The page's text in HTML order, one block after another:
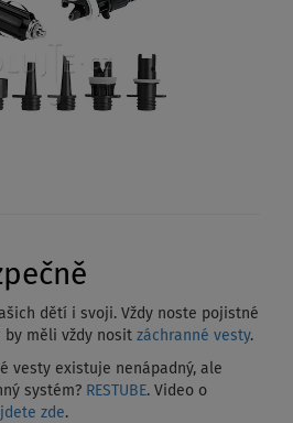
dětí i svoji. Vždy noste pojistné
by měli vždy nosit záchranné vesty.
vesty existuje nenápadný, ale
systém? RESTUBE. Video o
zde.